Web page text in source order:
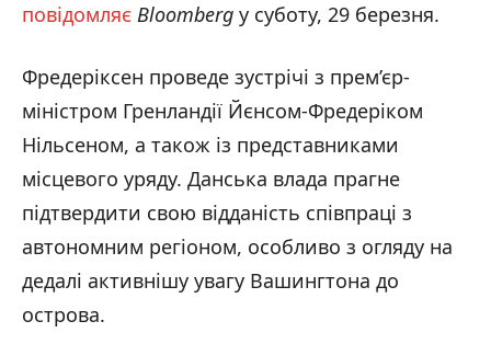
повідомляє Bloomberg у суботу, 29 березня.
Фредеріксен проведе зустрічі з прем’єр-
міністром Гренландії Йєнсом-Фредеріком
Нільсеном, а також із представниками
місцевого уряду. Данська влада прагне
підтвердити свою відданість співпраці з
автономним регіоном, особливо з огляду на
дедалі активнішу увагу Вашингтона до
острова.